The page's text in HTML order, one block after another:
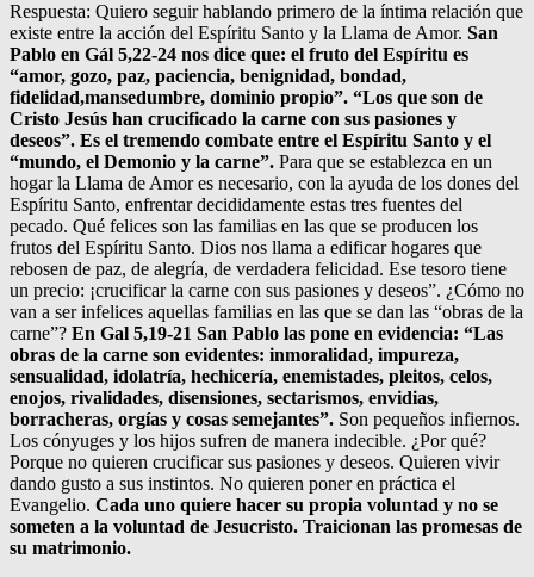
Respuesta: Quiero seguir hablando primero de la íntima relación que
existe entre la acción del Espíritu Santo y la Llama de Amor. San
Pablo en Gál 5,22-24 nos dice que: el fruto del Espíritu es
“amor, gozo, paz, paciencia, benignidad, bondad,
fidelidad,mansedumbre, dominio propio”. “Los que son de
Cristo Jesús han crucificado la carne con sus pasiones y
deseos”. Es el tremendo combate entre el Espíritu Santo y el
“mundo, el Demonio y la carne”. Para que se establezca en un
hogar la Llama de Amor es necesario, con la ayuda de los dones del
Espíritu Santo, enfrentar decididamente estas tres fuentes del
pecado. Qué felices son las familias en las que se producen los
frutos del Espíritu Santo. Dios nos llama a edificar hogares que
rebosen de paz, de alegría, de verdadera felicidad. Ese tesoro tiene
un precio: ¡crucificar la carne con sus pasiones y deseos”. ¿Cómo no
van a ser infelices aquellas familias en las que se dan las “obras de la
carne”? En Gal 5,19-21 San Pablo las pone en evidencia: “Las
obras de la carne son evidentes: inmoralidad, impureza,
sensualidad, idolatría, hechicería, enemistades, pleitos, celos,
enojos, rivalidades, disensiones, sectarismos, envidias,
borracheras, orgías y cosas semejantes”. Son pequeños infiernos.
Los cónyuges y los hijos sufren de manera indecible. ¿Por qué?
Porque no quieren crucificar sus pasiones y deseos. Quieren vivir
dando gusto a sus instintos. No quieren poner en práctica el
Evangelio. Cada uno quiere hacer su propia voluntad y no se
someten a la voluntad de Jesucristo. Traicionan las promesas de
su matrimonio.